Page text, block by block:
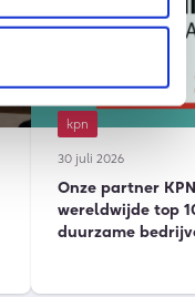
kpn
30 juli 2026
Onze partner
wereldwijde top
duurzame